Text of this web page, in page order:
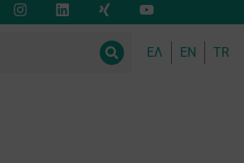
ΕΛ EN TR